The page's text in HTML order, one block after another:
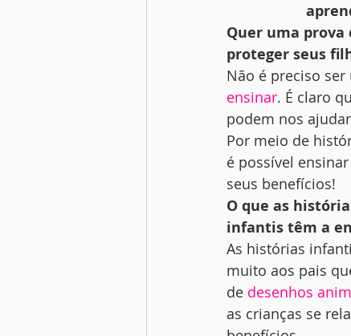
Quer uma
proteger seus
Não é preciso
ensinar. É claro
podem nos
Por meio de
é possível
seus benefícios!
O que as
infantis têm a
As histórias
muito aos pais
de desenhos
as crianças se